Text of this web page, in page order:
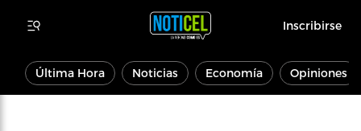
Inscribirse
Última Hora Noticias Economía Opiniones